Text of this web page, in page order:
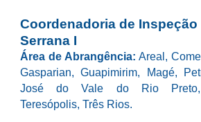
Coordenadoria de
Serrana I
Área de Abrangência: Areal,
Gasparian, Guapimirim, Magé,
José do Vale do Rio Preto,
Teresópolis, Três Rios.